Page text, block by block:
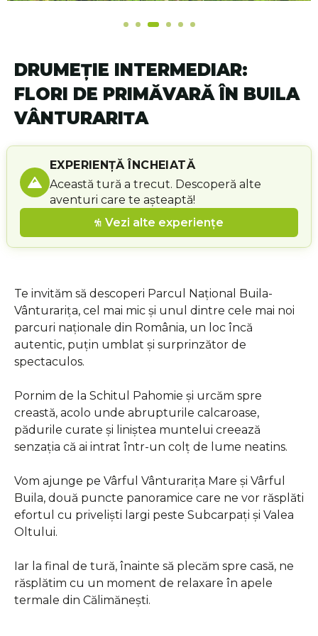
DRUMEȚIE INTERMEDIAR:
FLORI DE PRIMĂVARĂ ÎN BUILA
VÂNTURARIȚA
EXPERIENȚĂ ÎNCHEIATĂ
Această tură a trecut. Descoperă alte
aventuri care te așteaptă!
Vezi alte experiențe
Te invităm să descoperi Parcul Național Buila-
Vânturarița, cel mai mic și unul dintre cele mai noi
parcuri naționale din România, un loc încă
autentic, puțin umblat și surprinzător de
spectaculos.
Pornim de la Schitul Pahomie și urcăm spre
creastă, acolo unde abrupturile calcaroase,
pădurile curate și liniștea muntelui creează
senzația că ai intrat într-un colț de lume neatins.
Vom ajunge pe Vârful Vânturarița Mare și Vârful
Buila, două puncte panoramice care ne vor răsplăti
efortul cu priveliști largi peste Subcarpați și Valea
Oltului.
Iar la final de tură, înainte să plecăm spre casă, ne
răsplătim cu un moment de relaxare în apele
termale din Călimănești.